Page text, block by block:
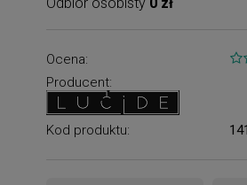
Ocena:
Producent:
Kod produktu: